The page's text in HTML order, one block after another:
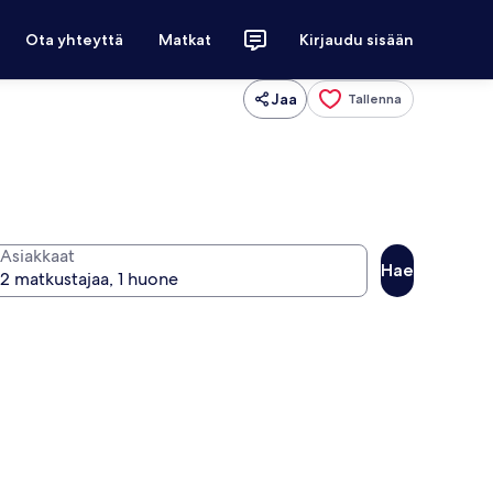
Ota yhteyttä Matkat Kirjaudu sisään
Jaa Tallenna
Asiakkaat
Hae